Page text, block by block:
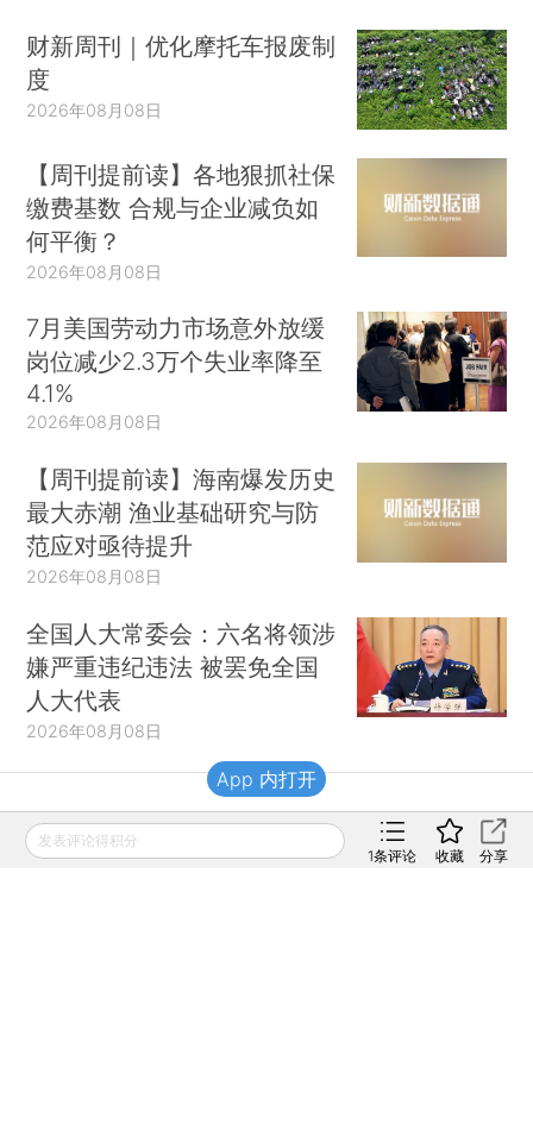
财新周刊｜优化摩托车报废制
度
2026年08月08日
【周刊提前读】各地狠抓社保
缴费基数 合规与企业减负如
何平衡？
2026年08月08日
7月美国劳动力市场意外放缓
岗位减少2.3万个失业率降至
4.1%
2026年08月08日
【周刊提前读】海南爆发历史
最大赤潮 渔业基础研究与防
范应对亟待提升
2026年08月08日
全国人大常委会：六名将领涉
嫌严重违纪违法 被罢免全国
人大代表
2026年08月08日
财新移动
发表评论得积分
1条评论 收藏 分享
App 内打开